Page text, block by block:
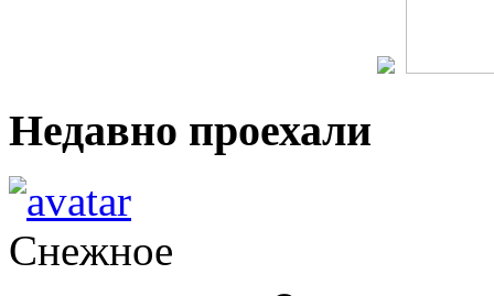
Недавно проехали
Снежное